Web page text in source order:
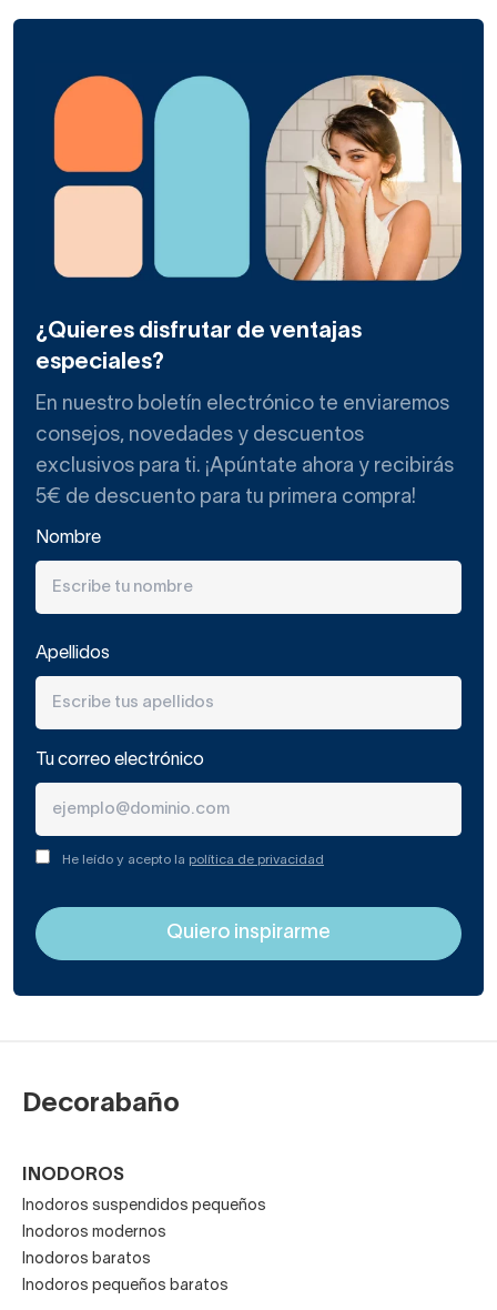
¿Quieres disfrutar de ventajas
especiales?
En nuestro boletín electrónico te enviaremos
consejos, novedades y descuentos
exclusivos para ti. ¡Apúntate ahora y recibirás
5€ de descuento para tu primera compra!
Nombre
Apellidos
Tu correo electrónico
He leído y acepto la política de privacidad
Decorabaño
INODOROS
Inodoros suspendidos pequeños
Inodoros modernos
Inodoros baratos
Inodoros pequeños baratos